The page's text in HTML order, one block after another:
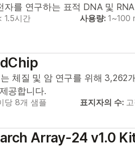
를 연구하는 표적 DNA 및
1.5시간 사용량: 1~100
체질 및 암 연구를 위해 3,262
공합니다.
당 8개 샘플 표지자의 수:
Array-24 v1.0